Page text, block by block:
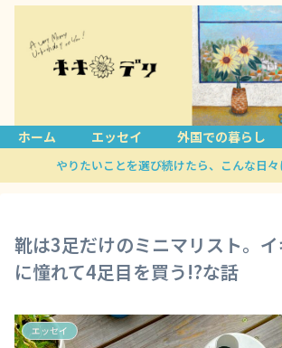
ホーム エッセイ 外国での暮らし
やりたいことを選び続けたら、こんな日
靴は3足だけのミニマリスト。
に憧れて4足目を買う!?な話
エッセイ